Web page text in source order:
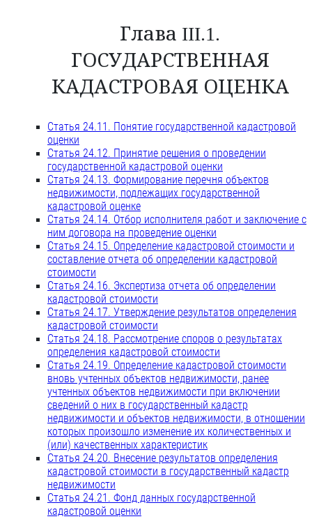
Глава III.1.
ГОСУДАРСТВЕННАЯ
КАДАСТРОВАЯ ОЦЕНКА
Статья 24.11. Понятие государственной кадастровой
оценки
Статья 24.12. Принятие решения о проведении
государственной кадастровой оценки
Статья 24.13. Формирование перечня объектов
недвижимости, подлежащих государственной
кадастровой оценке
Статья 24.14. Отбор исполнителя работ и заключение с
ним договора на проведение оценки
Статья 24.15. Определение кадастровой стоимости и
составление отчета об определении кадастровой
стоимости
Статья 24.16. Экспертиза отчета об определении
кадастровой стоимости
Статья 24.17. Утверждение результатов определения
кадастровой стоимости
Статья 24.18. Рассмотрение споров о результатах
определения кадастровой стоимости
Статья 24.19. Определение кадастровой стоимости
вновь учтенных объектов недвижимости, ранее
учтенных объектов недвижимости при включении
сведений о них в государственный кадастр
недвижимости и объектов недвижимости, в отношении
которых произошло изменение их количественных и
(или) качественных характеристик
Статья 24.20. Внесение результатов определения
кадастровой стоимости в государственный кадастр
недвижимости
Статья 24.21. Фонд данных государственной
кадастровой оценки